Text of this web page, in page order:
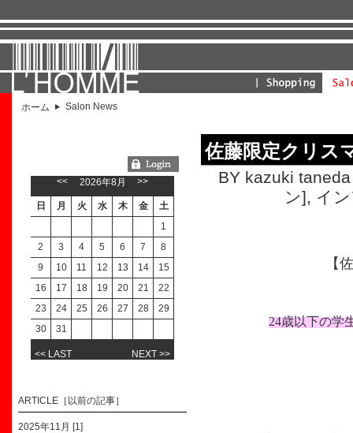
ホーム Salon News
佐藤限定クリス
BY kazuki
ン], イ
【
24歳以下の学
<<
2026年8月 >>
日 月 火 水 木 金
土
1
2
3 4 5 6 7
8
9
10 11 12 13 14
15
16
17 18 19 20 21
22
23
24 25 26 27 28
29
30
31
<< LAST NEXT >>
ARTICLE［以前の記事］
2025年11月 [1]